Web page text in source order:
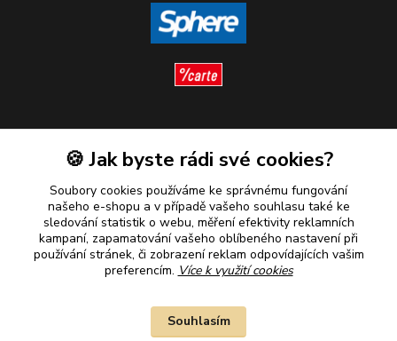
Plaťte u nás bezpečně
🍪 Jak byste rádi své cookies?
Soubory cookies používáme ke správnému fungování
našeho e-shopu a v případě vašeho souhlasu také ke
sledování statistik o webu, měření efektivity reklamních
kampaní, zapamatování vašeho oblíbeného nastavení při
používání stránek, či zobrazení reklam odpovídajících vašim
preferencím. Více k využití cookies
Souhlasím